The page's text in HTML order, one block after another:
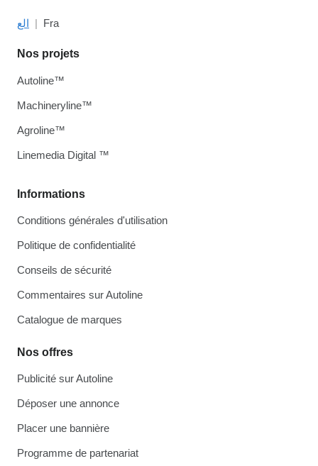
الع Fra
Informations
Conditions générales d'utilisation
Politique de confidentialité
Conseils de sécurité
Commentaires sur Autoline
Catalogue de marques
Nos offres
Publicité sur Autoline
Déposer une annonce
Placer une bannière
Programme de partenariat
Nos projets
Autoline™
Machineryline™
Agroline™
Linemedia Digital ™